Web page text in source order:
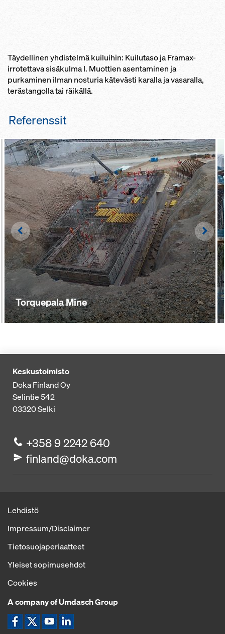
Täydellinen yhdistelmä kuiluihin: Kuilutaso ja Framax-
irrotettava sisäkulma I. Muottien asentaminen ja
purkaminen ilman nosturia kätevästi karalla ja vasaralla,
terästangolla tai räikällä.
Referenssit
Torquepala Mine
Left
Keskustoimisto
Doka Finland Oy
Selintie 542
03320Selki
+358 9 2242 640
finland@doka.com
Lehdistö
Impressum/Disclaimer
Tietosuojaperiaatteet
Yleiset sopimusehdot
Cookies
A company of Umdasch Group
Kuvake Facebook
Kuvake Twitter
Kuvake YouTube
Kuvake LinkedIn